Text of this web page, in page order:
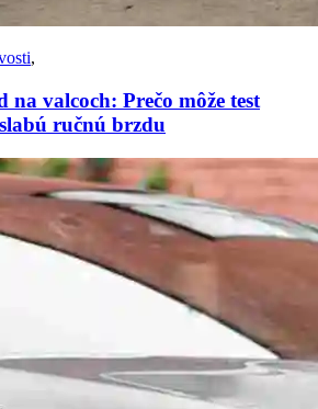
,
valcoch: Prečo môže test
ručnú brzdu